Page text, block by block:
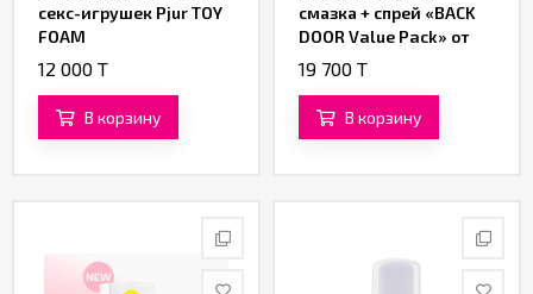
секс-игрушек Pjur TOY
FOAM
12 000 T
В корзину
смазка + спрей «BACK
DOOR Value Pack» от
«Pjur»
19 700 T
В корзину